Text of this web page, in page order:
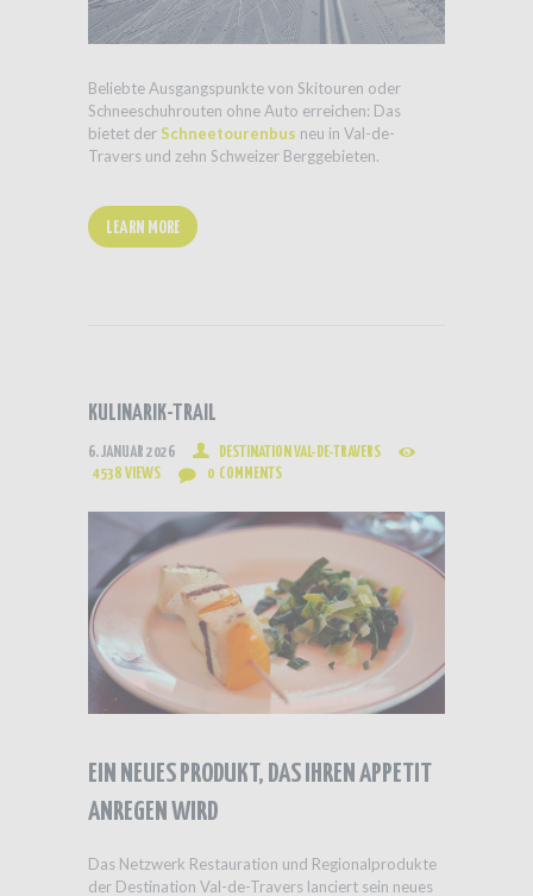
Beliebte Ausgangspunkte von Skitouren oder
Schneeschuhrouten ohne Auto erreichen: Das
bietet der Schneetourenbus neu in Val-de-
Travers und zehn Schweizer Berggebieten.
LEARN MORE
KULINARIK-TRAIL
6. JANUAR 2026
DESTINATION VAL-DE-TRAVERS
4538 VIEWS 0 COMMENTS
EIN NEUES PRODUKT, DAS IHREN APPETIT
ANREGEN WIRD
Das Netzwerk Restauration und Regionalprodukte
der Destination Val-de-Travers lanciert sein neues